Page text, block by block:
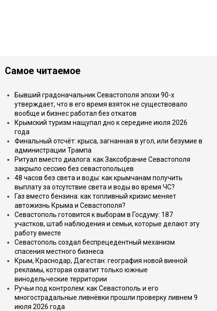
Самое читаемое
Бывший градоначальник Севастополя эпохи 90-х
утверждает, что в его время взяток не существовало
вообще и бизнес работал без откатов
Крымский туризм нащупал дно к середине июля 2026
года
Финальный отсчёт: крыса, загнанная в угол, или безумие в
администрации Трампа
Ритуал вместо диалога: как Заксобрание Севастополя
закрыло сессию без севастопольцев
48 часов без света и воды: как крымчанам получить
выплату за отсутствие света и воды во время ЧС?
Газ вместо бензина: как топливный кризис меняет
автожизнь Крыма и Севастополя?
Севастополь готовится к выборам в Госдуму: 187
участков, штаб наблюдения и семьи, которые делают эту
работу вместе
Севастополь создал беспрецедентный механизм
спасения местного бизнеса
Крым, Краснодар, Дагестан: география новой винной
рекламы, которая охватит только южные
винодельческие территории
Ручьи под контролем: как Севастополь и его
многострадальные ливнёвки прошли проверку ливнем 9
июля 2026 года